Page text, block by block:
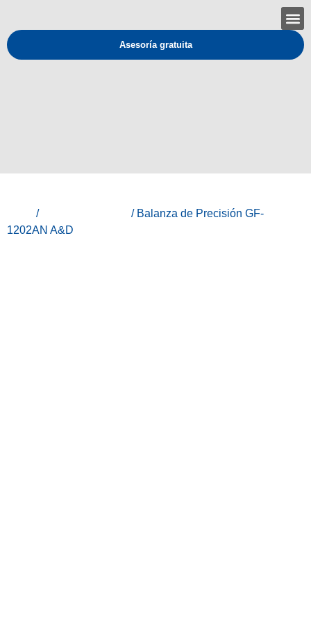
Asesoría gratuita
/
/ Balanza de Precisión GF-
1202AN A&D